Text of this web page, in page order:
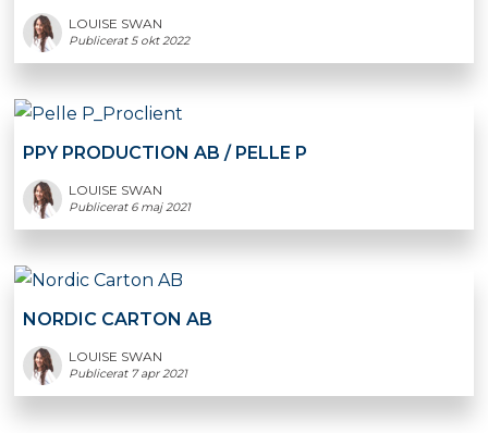
LOUISE SWAN
Publicerat 5 okt 2022
PPY PRODUCTION AB / PELLE P
LOUISE SWAN
Publicerat 6 maj 2021
NORDIC CARTON AB
LOUISE SWAN
Publicerat 7 apr 2021